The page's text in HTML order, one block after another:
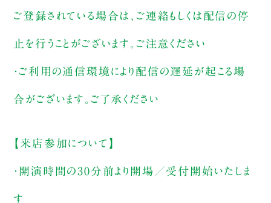
ご登録されている場合は、ご連絡もしくは配信の停
止を行うことがございます。ご注意ください
・ご利用の通信環境により配信の遅延が起こる場
合がございます。ご了承ください
【来店参加について】
・開演時間の30分前より開場／受付開始いたしま
す